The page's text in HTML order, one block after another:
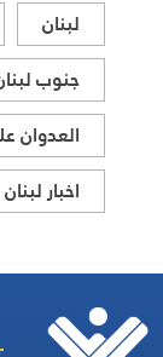
لبنان
جنوب
العدوان
اخبار لبنان